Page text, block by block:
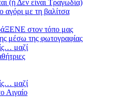
(ή Δεν είναι Τραγωδία)
αγόρι με τη βαλίτσα
στον τόπο μας
μέσω της φωτογραφίας
μαζί
μαζί
Αιγαίο